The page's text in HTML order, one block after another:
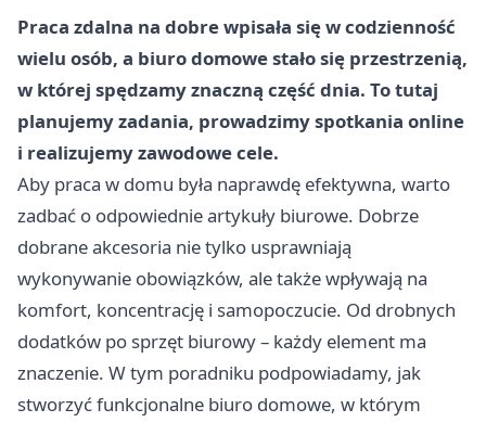
Praca zdalna na dobre wpisała się w codzienność
wielu osób, a biuro domowe stało się przestrzenią,
w której spędzamy znaczną część dnia. To tutaj
planujemy zadania, prowadzimy spotkania online
i realizujemy zawodowe cele.
Aby praca w domu była naprawdę efektywna, warto
zadbać o odpowiednieartykuły biurowe. Dobrze
dobrane akcesoria nie tylko usprawniają
wykonywanie obowiązków, ale także wpływają na
komfort, koncentrację i samopoczucie. Od drobnych
dodatków po sprzęt biurowy – każdy element ma
znaczenie. W tym poradniku podpowiadamy, jak
stworzyć funkcjonalne biuro domowe, w którym